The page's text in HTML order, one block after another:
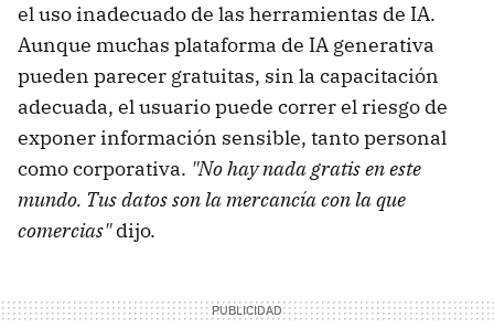
el uso inadecuado de las herramientas de IA.
Aunque muchas plataforma de IA generativa
pueden parecer gratuitas, sin la capacitación
adecuada, el usuario puede correr el riesgo de
exponer información sensible, tanto personal
como corporativa. "No hay nada gratis en este
mundo. Tus datos son la mercancía con la que
comercias"dijo.